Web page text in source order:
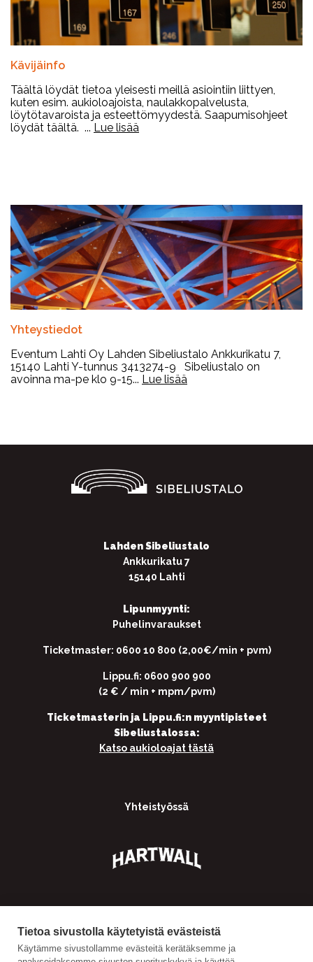
Tietoa sivustolla käytetyistä evästeistä
Käytämme sivustollamme evästeitä kerätäksemme ja
Kävijäinfo
Täältä löydät tietoa yleisesti meillä asiointiin liittyen,
kuten esim. aukioloajoista, naulakkopalvelusta,
löytötavaroista ja esteettömyydestä. Saapumisohjeet
löydät täältä. ... Lue lisää
Yhteystiedot
Eventum Lahti Oy Lahden Sibeliustalo Ankkurikatu 7,
15140 Lahti Y-tunnus 3413274-9 Sibeliustalo on
avoinna ma-pe klo 9-15... Lue lisää
Lahden Sibeliustalo
Ankkurikatu 7
15140 Lahti
Lipunmyynti:
Puhelinvaraukset
Ticketmaster: 0600 10 800 (2,00€/min + pvm)
Lippu.fi: 0600 900 900
(2 € / min + mpm/pvm)
Ticketmasterin ja Lippu.fi:n myyntipisteet
Sibeliustalossa:
Katso aukioloajat tästä
Yhteistyössä